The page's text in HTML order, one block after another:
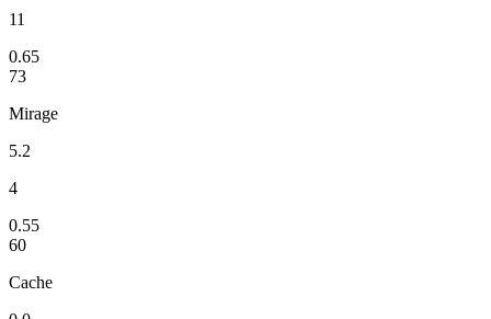
11
0.65
73
Mirage
5.2
4
0.55
60
Cache